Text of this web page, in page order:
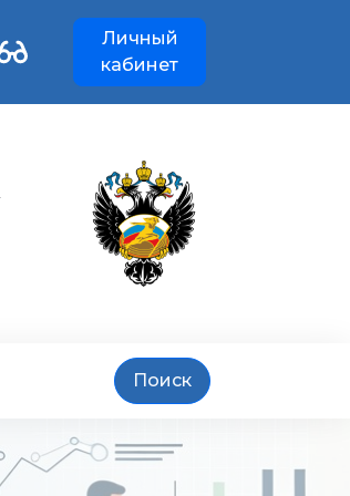
Личный
кабинет
Поиск